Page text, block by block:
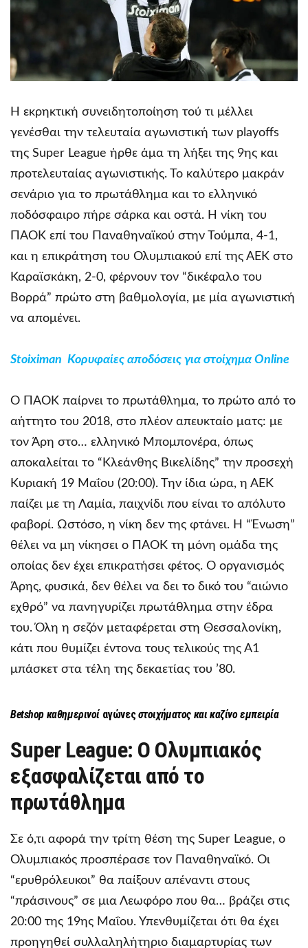
Η εκρηκτική συνειδητοποίηση τού τι μέλλει
γενέσθαι την τελευταία αγωνιστική των playoffs
της Super League ήρθε άμα τη λήξει της 9ης και
προτελευταίας αγωνιστικής. Το καλύτερο μακράν
σενάριο για το πρωτάθλημα και το ελληνικό
ποδόσφαιρο πήρε σάρκα και οστά. Η νίκη του
ΠΑΟΚ επί του Παναθηναϊκού στην Τούμπα, 4-1,
και η επικράτηση του Ολυμπιακού επί της ΑΕΚ στο
Καραϊσκάκη, 2-0, φέρνουν τον “δικέφαλο του
Βορρά” πρώτο στη βαθμολογία, με μία αγωνιστική
να απομένει.
Stoiximan Κορυφαίες αποδόσεις για στοίχημα Online
Ο ΠΑΟΚ παίρνει το πρωτάθλημα, το πρώτο από το
αήττητο του 2018, στο πλέον απευκταίο ματς: με
τον Άρη στο… ελληνικό Μπομπονέρα, όπως
αποκαλείται το “Κλεάνθης Βικελίδης” την προσεχή
Κυριακή 19 Μαΐου (20:00). Την ίδια ώρα, η ΑΕΚ
παίζει με τη Λαμία, παιχνίδι που είναι το απόλυτο
φαβορί. Ωστόσο, η νίκη δεν της φτάνει. Η “Ένωση”
θέλει να μη νίκησει ο ΠΑΟΚ τη μόνη ομάδα της
οποίας δεν έχει επικρατήσει φέτος. Ο οργανισμός
Άρης, φυσικά, δεν θέλει να δει το δικό του “αιώνιο
εχθρό” να πανηγυρίζει πρωτάθλημα στην έδρα
του. Όλη η σεζόν μεταφέρεται στη Θεσσαλονίκη,
κάτι που θυμίζει έντονα τους τελικούς της Α1
μπάσκετ στα τέλη της δεκαετίας του ’80.
Betshop καθημερινοί αγώνεςστοιχήματος και καζίνο εμπειρία
Super League: Ο Ολυμπιακός
εξασφαλίζεται από το
πρωτάθλημα
Σε ό,τι αφορά την τρίτη θέση της Super League, ο
Ολυμπιακός προσπέρασε τον Παναθηναϊκό. Οι
“ερυθρόλευκοι” θα παίξουν απέναντι στους
“πράσινους” σε μια Λεωφόρο που θα… βράζει στις
20:00 της 19ης Μαΐου. Υπενθυμίζεται ότι θα έχει
προηγηθεί συλλαληλήτηριο διαμαρτυρίας των